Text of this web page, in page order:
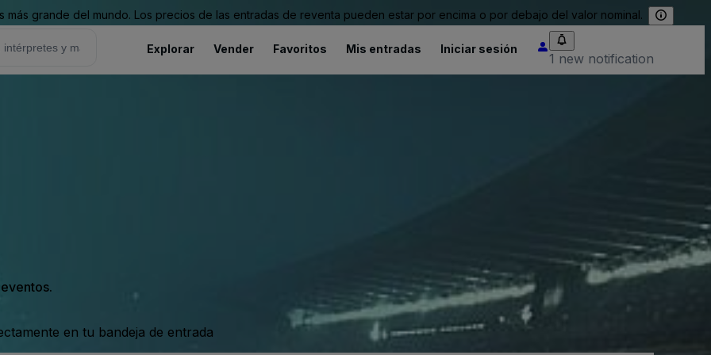
grande del mundo. Los precios de las entradas de reventa pueden estar por encima o por debajo del valor nominal.
Explorar Vender Favoritos Mis entradas Iniciar sesión
1 new notification
en tu bandeja de entrada